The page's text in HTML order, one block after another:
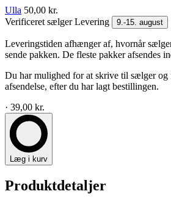
Ulla 50,00 kr.
Verificeret sælgerLevering 9.-15. august
Leveringstiden afhænger af, hvornår
sende pakken. De fleste pakker afsendes
Du har mulighed for at skrive til sælger og
afsendelse, efter du har lagt bestillingen.
· 39,00 kr.
Læg i kurv
Produktdetaljer